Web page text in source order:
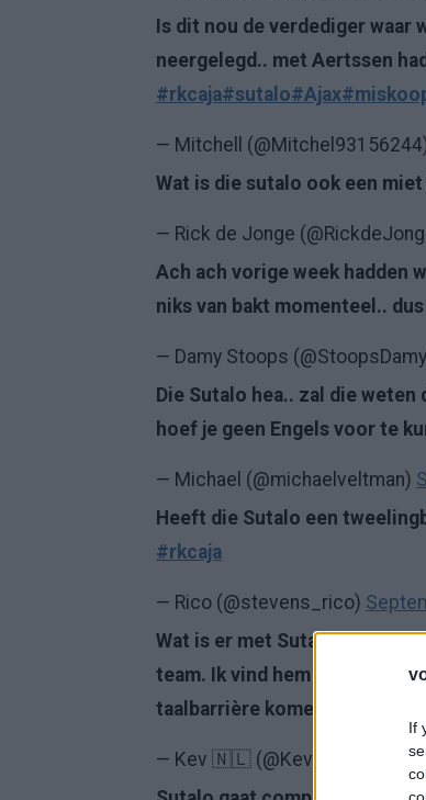
If
Is dit nou de verdediger waar
neergelegd.. met Aertssen
#rkcaja#sutalo#Ajax
— Mitchell
Wat is die sutalo ook een
— Rick de Jonge
Ach ach vorige week hadden
niks van bakt momenteel..
— Damy Stoops
Die Sutalo hea.. zal die
hoef je geen Engels voor te
— Michael (@michaelveltman)
Heeft die Sutalo een
#rkcaja
— Rico (@stevens_rico)
Wat is er met Sutalo man.
team. Ik vind hem echt
taalbarrière komen maar het
— Kev 🇳🇱 (@Kev2000_NL)